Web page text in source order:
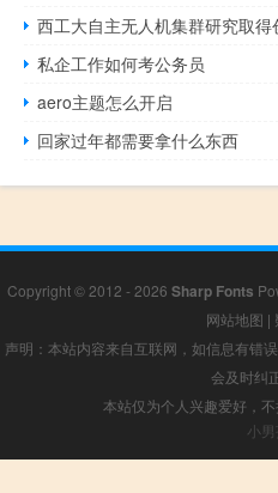
西工大自主无人机集群研究取得
私企工作如何考公务员
aero主题怎么开启
回家过年都需要拿什么东西
Copyright © 2012 - 2026 Sharp Fonts
网站地图 |
声明：本站内容来自互联网，如信息有错
会及时纠
本站仅为个人兴趣爱好，
小男